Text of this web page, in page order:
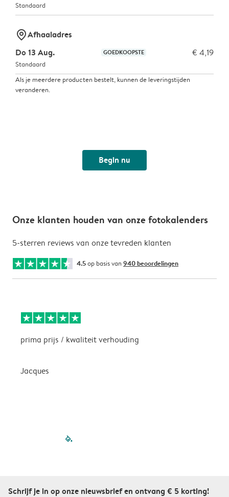
Standaard
marker-pinAfhaaladres
Do 13 Aug.
GOEDKOOPSTE € 4,19
Standaard
Als je meerdere producten bestelt, kunnen de leveringstijden
veranderen.
Begin nu
Onze klanten houden van onze fotokalenders
5-sterren reviews van onze tevreden klanten
4.5op basis van 940 beoordelingen
prima prijs / kwaliteit verhouding
Jacques
filled-pagination
Schrijf je in op onze nieuwsbrief en ontvang € 5 korting!